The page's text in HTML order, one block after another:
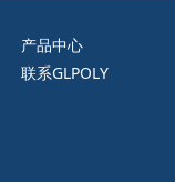
产品中心
联系GLPOLY